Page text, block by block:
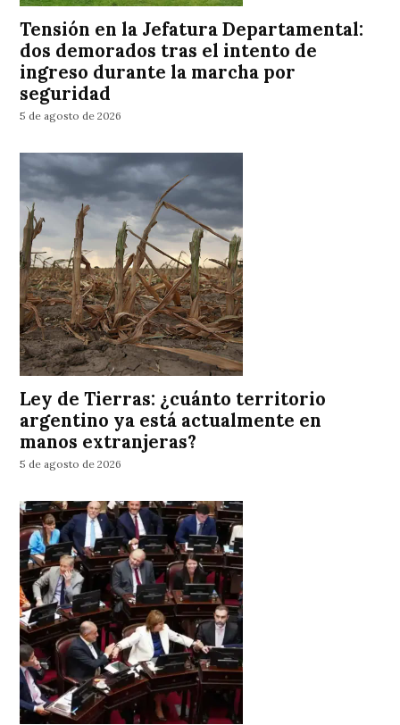
Tensión en la Jefatura Departamental:
dos demorados tras el intento de
ingreso durante la marcha por
seguridad
5 de agosto de 2026
Ley de Tierras: ¿cuánto territorio
argentino ya está actualmente en
manos extranjeras?
5 de agosto de 2026